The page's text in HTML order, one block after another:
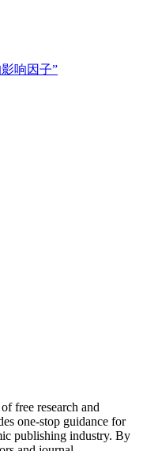
free research and
one-stop guidance for
publishing industry. By